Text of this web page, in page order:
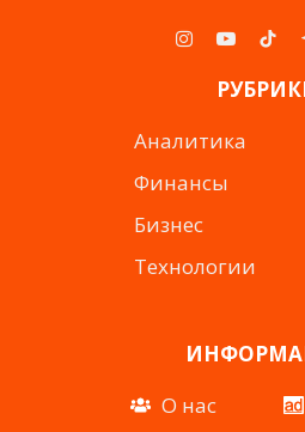
Instagram
YouTube
Аналитика
Финансы
Бизнес
Технологии
О нас